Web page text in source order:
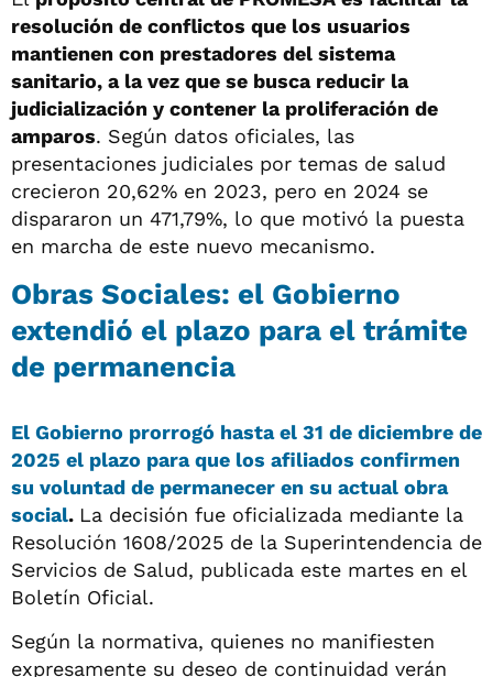
resolución de conflictos que los usuarios
mantienen con prestadores del sistema
sanitario, a la vez que se busca reducir la
judicialización y contener la proliferación de
amparos. Según datos oficiales, las
presentaciones judiciales por temas de salud
crecieron 20,62% en 2023, pero en 2024 se
dispararon un 471,79%, lo que motivó la puesta
en marcha de este nuevo mecanismo.
Obras Sociales: el Gobierno
extendió el plazo para el trámite
de permanencia
El Gobierno prorrogó hasta el 31 de diciembre de
2025 el plazo para que los afiliados confirmen
su voluntad de permanecer en su actual obra
social. La decisión fue oficializada mediante la
Resolución 1608/2025 de la Superintendencia de
Servicios de Salud, publicada este martes en el
Boletín Oficial.
Según la normativa, quienes no manifiesten
expresamente su deseo de continuidad verán